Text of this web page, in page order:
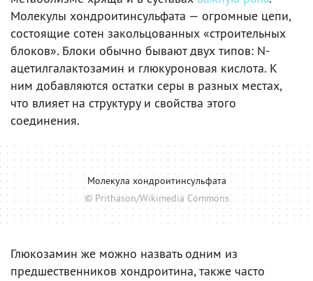
Молекулы хондроитинсульфата — огромные цепи,
состоящие сотен закольцованных «строительных
блоков». Блоки обычно бывают двух типов: N-
ацетилгалактозамин и глюкуроновая кислота. К
ним добавляются остатки серы в разных местах,
что влияет на структуру и свойства этого
соединения.
Молекула хондроитинсульфата
© Prithason/Wikimedia Commons
Глюкозамин же можно назвать одним из
предшественников хондроитина, также часто